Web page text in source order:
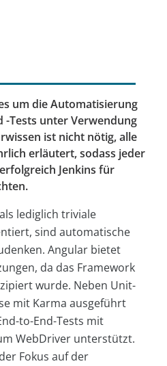
um die Automatisierung
-Tests unter Verwendung
ist nicht nötig, alle
erläutert, sodass jeder
Jenkins für
lediglich triviale
sind automatische
Angular bietet
da das Framework
wurde. Neben Unit-
mit Karma ausgeführt
to-End-Tests mit
WebDriver unterstützt.
Fokus auf der